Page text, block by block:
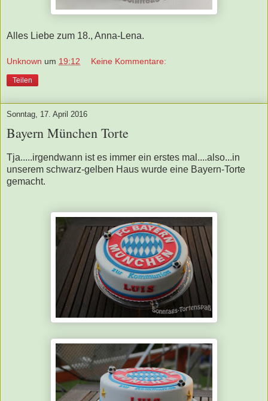
Alles Liebe zum 18., Anna-Lena.
Unknown um 19:12 Keine Kommentare:
Teilen
Sonntag, 17. April 2016
Bayern München Torte
Tja.....irgendwann ist es immer ein erstes mal....also...in
unserem schwarz-gelben Haus wurde eine Bayern-Torte
gemacht.